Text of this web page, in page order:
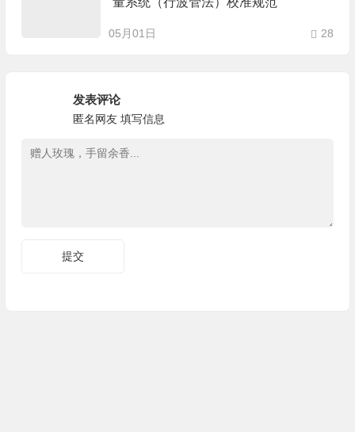
05月01日 28
发表评论
匿名网友 填写信息